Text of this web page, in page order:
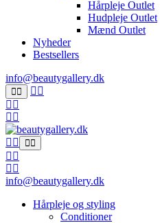
Hårpleje Outlet
Hudpleje Outlet
Mænd Outlet
Nyheder
Bestsellers
info@beautygallery.dk
info@beautygallery.dk
Hårpleje og styling
Conditioner